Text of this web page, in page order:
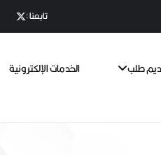
تابعنا :
طلب الخدمات الإلكترونية